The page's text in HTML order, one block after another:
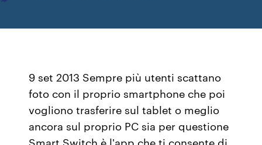
9 set 2013 Sempre più utenti scattano
foto con il proprio smartphone che poi
vogliono trasferire sul tablet o meglio
ancora sul proprio PC sia per questione
Smart Switch è l'app che ti consente di